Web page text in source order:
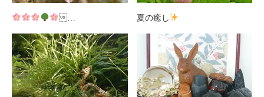
… 夏の癒し